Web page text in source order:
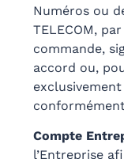
Numéros ou
TELECOM,
commande,
accord ou,
Compte
l’Entreprise